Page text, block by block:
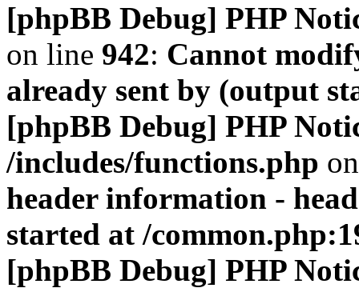
[phpBB Debug] PHP
on line 942: Cannot
already sent by (output
[phpBB Debug] PHP
/includes/functions.php
header information -
started at /
[phpBB Debug] PHP